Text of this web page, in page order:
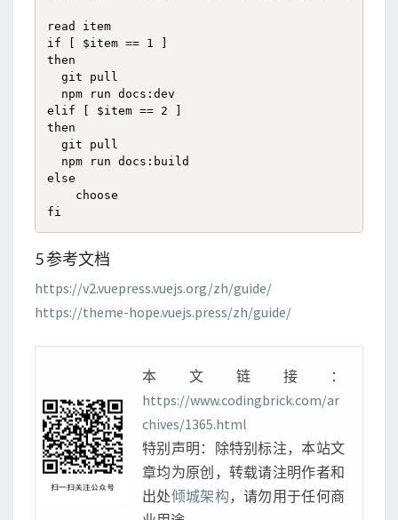
read item
if [ $item == 1 ]
then
  git pull
  npm run docs:dev
elif [ $item == 2 ]
then
  git pull
  npm run docs:build
else
    choose
fi
5 参考文档
https://v2.vuepress.vuejs.org/zh/guide/
https://theme-hope.vuejs.press/zh/guide/
本文链接：
https://www.codingbrick.com/ar
chives/1365.html
特别声明：除特别标注，本站文
章均为原创，转载请注明作者和
出处倾城架构，请勿用于任何商